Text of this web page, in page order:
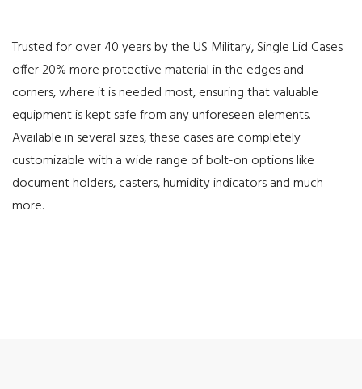
Trusted for over 40 years by the US Military, Single Lid Cases
offer 20% more protective material in the edges and
corners, where it is needed most, ensuring that valuable
equipment is kept safe from any unforeseen elements.
Available in several sizes, these cases are completely
customizable with a wide range of bolt-on options like
document holders, casters, humidity indicators and much
more.